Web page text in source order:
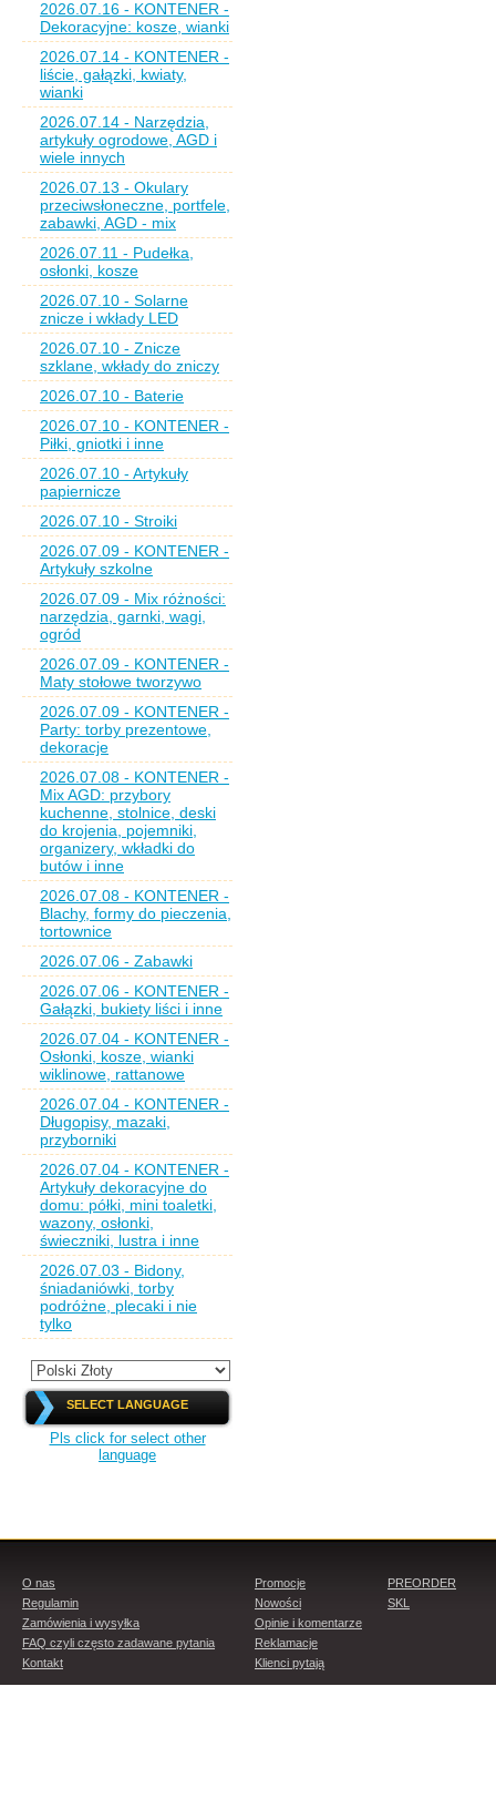
2026.07.16 - KONTENER -
Dekoracyjne: kosze, wianki
2026.07.14 - KONTENER -
liście, gałązki, kwiaty,
wianki
2026.07.14 - Narzędzia,
artykuły ogrodowe, AGD i
wiele innych
2026.07.13 - Okulary
przeciwsłoneczne, portfele,
zabawki, AGD - mix
2026.07.11 - Pudełka,
osłonki, kosze
2026.07.10 - Solarne
znicze i wkłady LED
2026.07.10 - Znicze
szklane, wkłady do zniczy
2026.07.10 - Baterie
2026.07.10 - KONTENER -
Piłki, gniotki i inne
2026.07.10 - Artykuły
papiernicze
2026.07.10 - Stroiki
2026.07.09 - KONTENER -
Artykuły szkolne
2026.07.09 - Mix różności:
narzędzia, garnki, wagi,
ogród
2026.07.09 - KONTENER -
Maty stołowe tworzywo
2026.07.09 - KONTENER -
Party: torby prezentowe,
dekoracje
2026.07.08 - KONTENER -
Mix AGD: przybory
kuchenne, stolnice, deski
do krojenia, pojemniki,
organizery, wkładki do
butów i inne
2026.07.08 - KONTENER -
Blachy, formy do pieczenia,
tortownice
2026.07.06 - Zabawki
2026.07.06 - KONTENER -
Gałązki, bukiety liści i inne
2026.07.04 - KONTENER -
Osłonki, kosze, wianki
wiklinowe, rattanowe
2026.07.04 - KONTENER -
Długopisy, mazaki,
przyborniki
2026.07.04 - KONTENER -
Artykuły dekoracyjne do
domu: półki, mini toaletki,
wazony, osłonki,
świeczniki, lustra i inne
2026.07.03 - Bidony,
śniadaniówki, torby
podróżne, plecaki i nie
tylko
SELECT LANGUAGE
Pls click for select other
language
O nas
Regulamin
Zamówienia i wysyłka
FAQ czyli często zadawane pytania
Kontakt
Promocje
Nowości
Opinie i komentarze
Reklamacje
Klienci pytają
PREORDER
SKL